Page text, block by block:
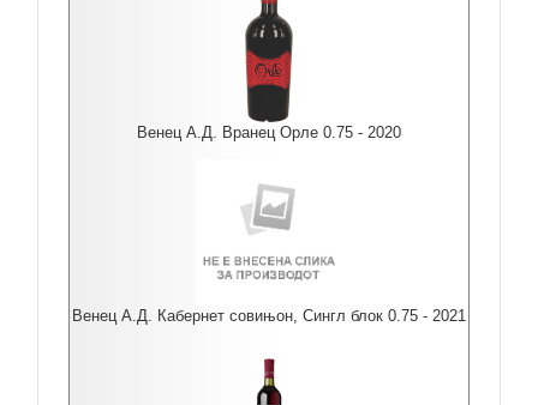
Венец А.Д. Вранец Орле 0.75 - 2020
Венец А.Д. Кабернет совињон, Сингл блок 0.75 - 2021